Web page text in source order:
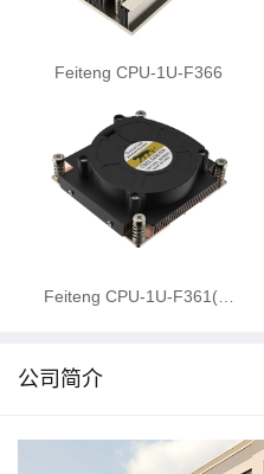
Feiteng CPU-1U-F366
Feiteng CPU-1U-F361(…
公司简介